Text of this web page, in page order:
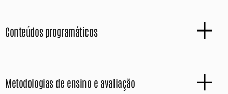
Conteúdos programáticos
Metodologias de ensino e avaliação